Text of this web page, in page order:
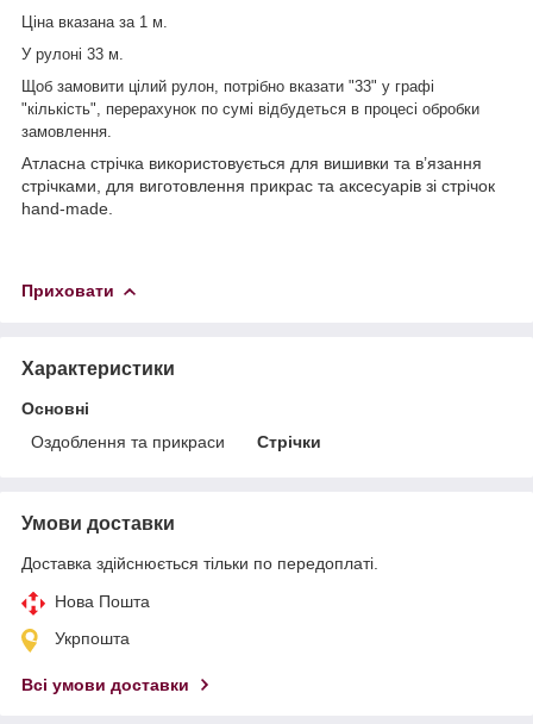
Ціна вказана за 1 м.
У рулоні 33 м.
Щоб замовити цілий рулон, потрібно вказати "33" у графі
"кількість", перерахунок по сумі відбудеться в процесі обробки
замовлення.
Атласна стрічка використовується для вишивки та в’язання
стрічками, для виготовлення прикрас та аксесуарів зі стрічок
hand-made.
Приховати
Характеристики
Основні
Оздоблення та прикраси
Стрічки
Умови доставки
Доставка здійснюється тільки по передоплаті.
Нова Пошта
Укрпошта
Всі умови доставки